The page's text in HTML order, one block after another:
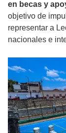
en becas y
objetivo de
representar a
nacionales e